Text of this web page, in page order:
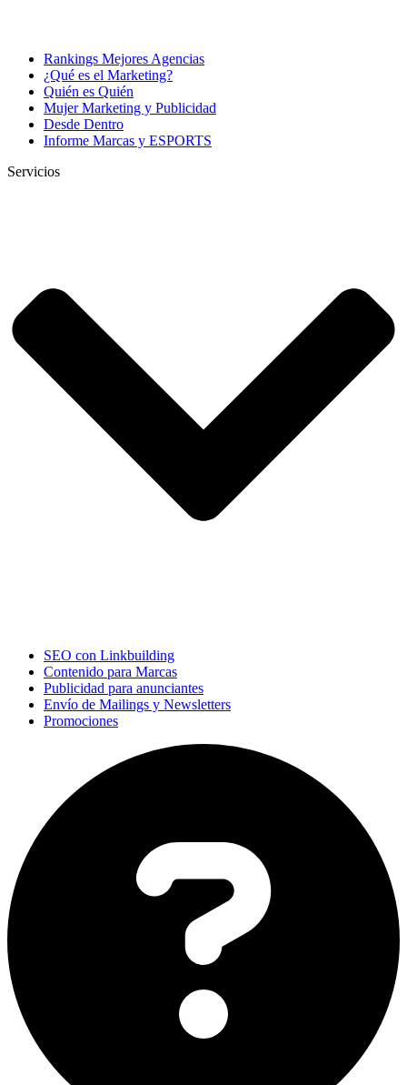
Rankings Mejores Agencias
¿Qué es el Marketing?
Quién es Quién
Mujer Marketing y Publicidad
Desde Dentro
Informe Marcas y ESPORTS
Servicios
SEO con Linkbuilding
Contenido para Marcas
Publicidad para anunciantes
Envío de Mailings y Newsletters
Promociones